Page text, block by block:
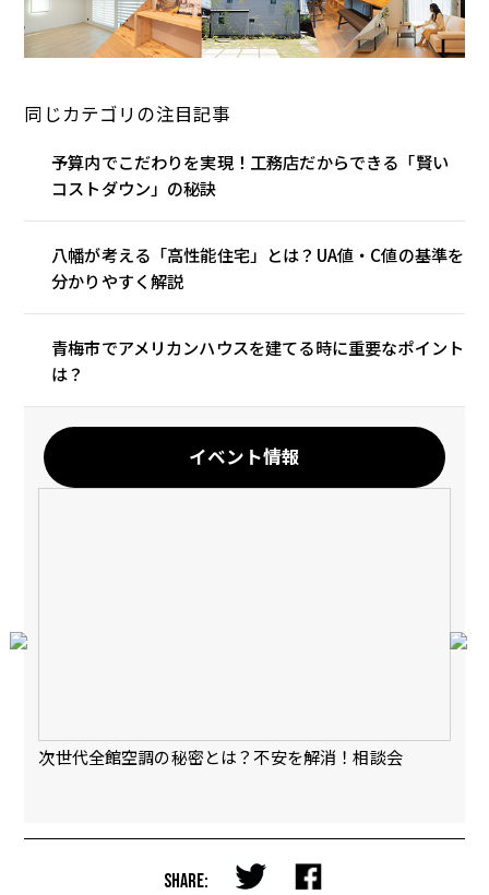
同じカテゴリの注目記事
予算内でこだわりを実現！工務店だからできる「賢い
コストダウン」の秘訣
八幡が考える「高性能住宅」とは？UA値・C値の基準を
分かりやすく解説
青梅市でアメリカンハウスを建てる時に重要なポイント
は？
イベント情報
次世代全館空調の秘密とは？不安を解消！相談会
SHARE: